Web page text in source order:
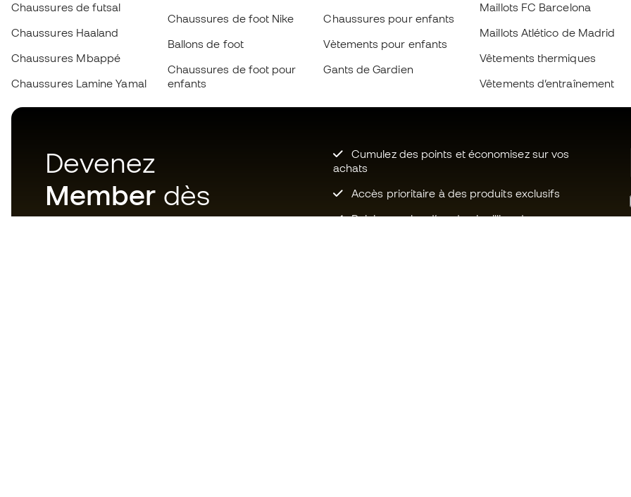
Chaussures de futsal
Chaussures Haaland
Chaussures Mbappé
Chaussures Lamine Yamal
Chaussures de foot Nike
Ballons de foot
Chaussures de foot pour
enfants
Chaussures pour enfants
Vètements pour enfants
Gants de Gardien
Maillots FC Barcelona
Maillots Atlético de Madrid
Vêtements thermiques
Vêtements d’entraînement
Devenez
Member dès
maintenant
Cumulez des points et économisez sur vos
achats
Accès prioritaire à des produits exclusifs
Rejoignez plus d’un demi-million de